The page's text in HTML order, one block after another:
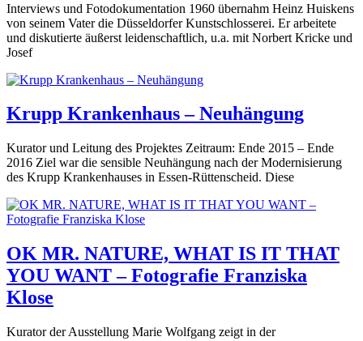
Interviews und Fotodokumentation 1960 übernahm Heinz Huiskens
von seinem Vater die Düsseldorfer Kunstschlosserei. Er arbeitete
und diskutierte äußerst leidenschaftlich, u.a. mit Norbert Kricke und
Josef
Krupp Krankenhaus – Neuhängung
Kurator und Leitung des Projektes Zeitraum: Ende 2015 – Ende
2016 Ziel war die sensible Neuhängung nach der Modernisierung
des Krupp Krankenhauses in Essen-Rüttenscheid. Diese
OK MR. NATURE, WHAT IS IT THAT
YOU WANT – Fotografie Franziska
Klose
Kurator der Ausstellung Marie Wolfgang zeigt in der